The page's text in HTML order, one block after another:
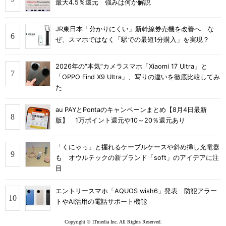
最大4.5％還元 強みは何か解説
JR東日本「分かりにくい」新幹線券売機を改善へ な
ぜ、スマホではなく「駅での最短1分購入」を実現？
2026年の“本気”カメラスマホ「Xiaomi 17 Ultra」と
「OPPO Find X9 Ultra」、写りの違いを徹底比較してみ
た
au PAYとPontaのキャンペーンまとめ【8月4日最新
版】 1万ポイント還元や10～20％還元あり
「くにゃっ」と握れるケーブルケースや斜め挿し充電器
も オウルテックの新ブランド「soft」のアイデアに注
目
エントリースマホ「AQUOS wish6」発表 防犯アラー
トやAI活用の電話サポート機能
Copyright © ITmedia Inc. All Rights Reserved.